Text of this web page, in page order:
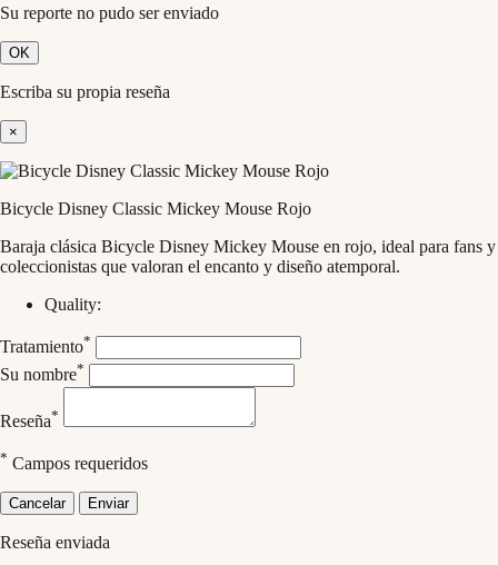
Su reporte no pudo ser enviado
OK
Escriba su propia reseña
×
Bicycle Disney Classic Mickey Mouse Rojo
Baraja clásica Bicycle Disney Mickey Mouse en rojo, ideal para fans y
coleccionistas que valoran el encanto y diseño atemporal.
Quality:
Tratamiento*
Su nombre*
Reseña*
* Campos requeridos
Cancelar Enviar
Reseña enviada